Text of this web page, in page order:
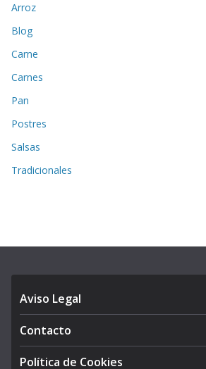
Arroz
Blog
Carne
Carnes
Pan
Postres
Salsas
Tradicionales
Aviso Legal
Contacto
Política de Cookies